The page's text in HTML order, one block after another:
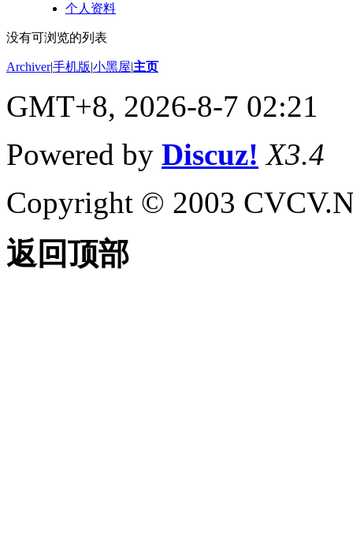
个人资料
没有可浏览的列表
Archiver|手机版|小黑屋|主页
GMT+8, 2026-8-7 02:21
Powered by Discuz! X3.4
Copyright © 2003
返回顶部